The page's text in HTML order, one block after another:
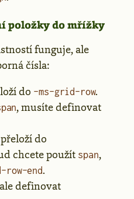
položky do mřížky
funguje, ale
čísla:
do -ms-grid-row.
, musíte definovat
do
chcete použít span,
row-end.
definovat